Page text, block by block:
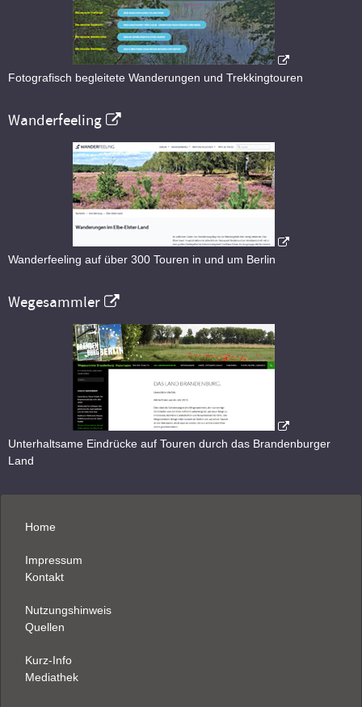
Fotografisch begleitete Wanderungen und Trekkingtouren
Wanderfeeling
Wanderfeeling auf über 300 Touren in und um Berlin
Wegesammler
Unterhaltsame Eindrücke auf Touren durch das Brandenburger
Land
Home
Impressum
Kontakt
Nutzungshinweis
Quellen
Kurz-Info
Mediathek